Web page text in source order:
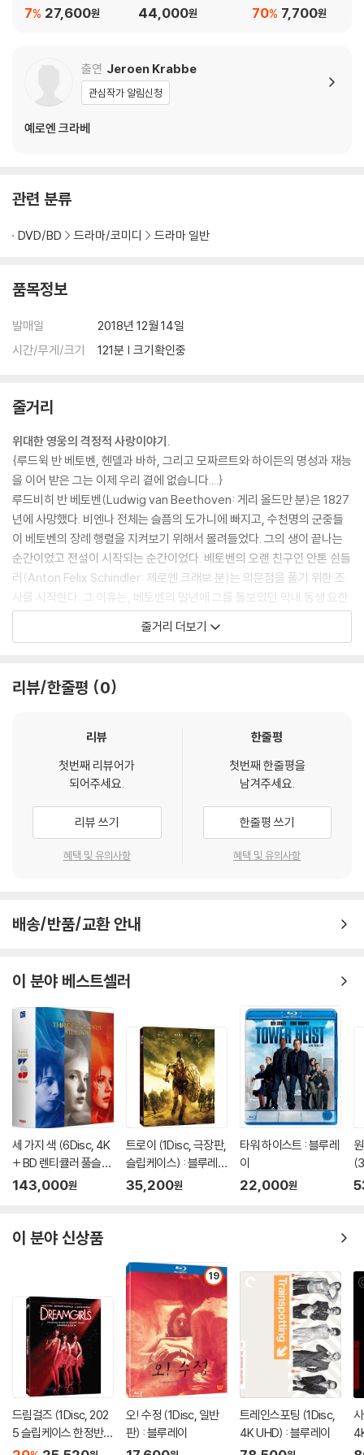
루레이27,600원
7%
레이
44,000원 7,700원
70%
출연 Jeroen Krabbe
관심작가 알림신청
예로엔 크라베
관련 분류
DVD/BD 드라마/코미디 드라마 일반
품목정보
발매일
2018년 12월 14일
시간/무게/크기
121분 | 크기확인중
줄거리
위대한 영웅의 격정적 사랑이야기.
{루드윅 반 베토벤, 헨델과 바하, 그리고 모짜르트와 하이든의 명성과 재능
을 이어 받은 그는 이제 우리 곁에 없습니다....}
루드비히 반 베토벤(Ludwig van Beethoven: 게리 올드만 분)은 1827
년에 사망했다. 비엔나 전체는 슬픔의 도가니에 빠지고, 수천명의 군중들
이 베토벤의 장례 행렬을 지켜보기 위해서 몰려들었다. 그의 생이 끝나는
순간이었고 전설이 시작되는 순간이었다. 베토벤의 오랜 친구인 안톤 쉰들
러(Anton Felix Schindler: 제로엔 크래브 분)는 의문점을 풀기 위한 조
사를 시작한다. 그 이유는, 베토벤의 말년에 그를 돌보았던 막내 동생 요한
(Nikolaus Johann van Beethoven: 제라드 호란 분)에게 모든 베토벤
의 유산이 상속될 것으로 기대되었으나 베토벤의 유언장은 모든 것을 '영
진 유일한 실마리는 이름모를 여인에게 베토벤이 보낸 편지가 전부였다.
던 칼스버드 호텔로 간다. 호텔 주인 여자는 그녀를 기억했다. 그녀는 두꺼
착하기 전에 떠났다고 했다. 베토벤은 도착하자 그녀가 떠나버렸음을 알
고, 너무나 화가 나서 방을 거의 부숴버렸다고 했다. 그 여인의 정체에 대한
유일한 실마리는 호텔 숙박부에 기재되어있던 서명으로 풀리기 시작한다.
쉰들러는 비엔나 근처에 사는 여전히 아름답고 쾌활한 '줄리아 겔렌버그'
백작의 집을 향해 떠난다. 그녀는 자신이 20년전에 베토벤의 제자이자 연
무례한 태도에 너무나 놀란다. 그러나 곧 줄리아(Giulietta Guicciardi:
적으로 잘 어울리지 못하는 이 천재 피아니스트를 탐탁치 않게 여긴다. 줄
리아는 베토벤의 천재성을 증명하기 위해 그의 아버지를 옆방에 숨겨놓은
상태에서 그에게 연주를 하도록 한다. 베토벤이 남앞에 나서기를 싫어하는
이유는 곧 밝혀진다. 그는 자신이 연주하는 소리를 들을 수 없던 귀머거리
였던 것이다. 그녀가 자신을 속인 것에 격노하여 베토벤은 그녀와의 결혼
약속을 깨버리고, 줄리아를 다시는 만나지 않는다. 쉰들러는 사관학교 생
도인 베토벤의 조카 칼(Karl van Beethoven: 마코 호프쉬네이더 분)을
방문하려한다. 그러나 칼은 그를 만나려고도 하지 않는다.
쉰들러는 줄리아가 떠난 후에 베토벤이 그 해 여름을 유쾌하게 동생 요한
과 카스퍼(Casper Anton Carl van Beethoven: 크리스토퍼 펄포드
분)와 함께 바덴에서 보낸 것을 알게 된다. 그는 가구 제조자의 딸 조안나
진심으로 이해하고 결국 그를 웃기기까지 한다. 그러나, 그녀가 임신해 그
의 형 카스퍼와 결혼하자, 베토벤은 격분하여 그녀를 카스퍼를 꼬신 매춘
부라 욕한다. 그 형제들은 평생 화해하지 않았다. 쉰들러는 베토벤과 그의
형 카스퍼가 죽은 후 그의 아내 조안나와의 사이에서 태어난 조카 칼에 대
해서 잘 알고 있다. 쉰들러는 자신도 한때 역시 훌륭한 음악가가 되고 싶어
했다. 그러나 위대한 베토벤을 만난 후 그의 음악적 재능에 한계를 느끼고
자신은 베토벤의 친구이자 보조자로 베토벤의 여생을 위해 살기로 한 것이
다. 베토벤은 자신의 장애에도 불구하고 그의 조카 칼은 조안나에게서 데
려와 자신과 같은 피아니스트로 만들려고 한다. 그러나 칼은 베토벤의 혹
독한 훈련을 견디다 못해 자살을 시도한다. 베토벤은 칼의 어머니 조안나
와 영원히 화해할 수 없는 사이가 되어버린다.
줄거리 더보기
리뷰/한줄평 0
리뷰
첫번째 리뷰어가
되어주세요.
리뷰 쓰기
혜택 및 유의사항
한줄평
첫번째 한줄평을
남겨주세요.
한줄평 쓰기
혜택 및 유의사항
배송/반품/교환 안내
이 분야 베스트셀러
세 가지 색 (6Disc, 4K
+ BD 렌티큘러 풀슬립
트릴로지 박스 한정판)
143,000원
트로이 (1Disc, 극장판,
슬립케이스) : 블루레
이
35,200원
타워 하이스트 : 블루레
이
22,000원
D
이 분야 신상품
드림걸즈 (1Disc, 202
5 슬립케이스 한정반 B
D) : 블루레이
19
오! 수정 (1Disc, 일반
판) : 블루레이
트레인스포팅 (1Disc,
4K UHD) : 블루레이